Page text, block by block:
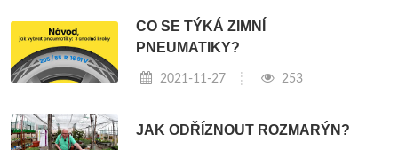
CO SE TÝKÁ ZIMNÍ
PNEUMATIKY?
2021-11-27 253
JAK ODŘÍZNOUT ROZMARÝN?